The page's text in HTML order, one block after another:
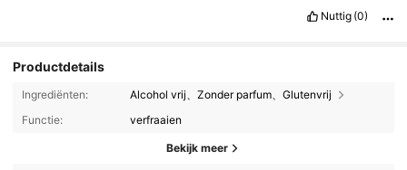
Nuttig (0)
Productdetails
Ingrediënten:
Alcohol vrij、Zonder parfum、Glutenvrij
Functie:
verfraaien
Bekijk meer